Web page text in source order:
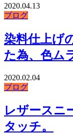
2020.04.13
ブログ
染料仕上げ
た為、色ム
2020.02.04
ブログ
レザースニ
タッチ。